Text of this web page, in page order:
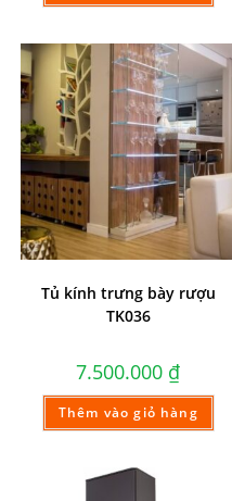
Tủ kính trưng bày rượu
TK036
7.500.000 ₫
Thêm vào giỏ hàng